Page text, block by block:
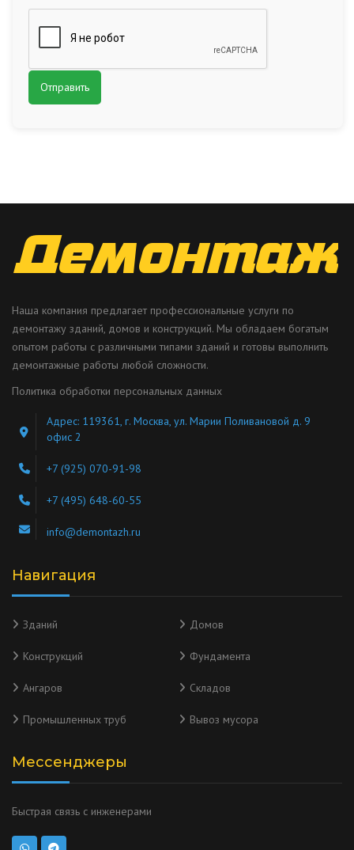
Наша компания предлагает профессиональные услуги по
демонтажу зданий, домов и конструкций. Мы обладаем богатым
опытом работы с различными типами зданий и готовы выполнить
демонтажные работы любой сложности.
Политика обработки персональных данных
Адрес: 119361, г. Москва, ул. Марии Поливановой д. 9
офис 2
+7 (925) 070-91-98
+7 (495) 648-60-55
info@demontazh.ru
Навигация
Зданий Домов
Конструкций Фундамента
Ангаров Складов
Промышленных труб Вывоз мусора
Мессенджеры
Быстрая связь с инженерами